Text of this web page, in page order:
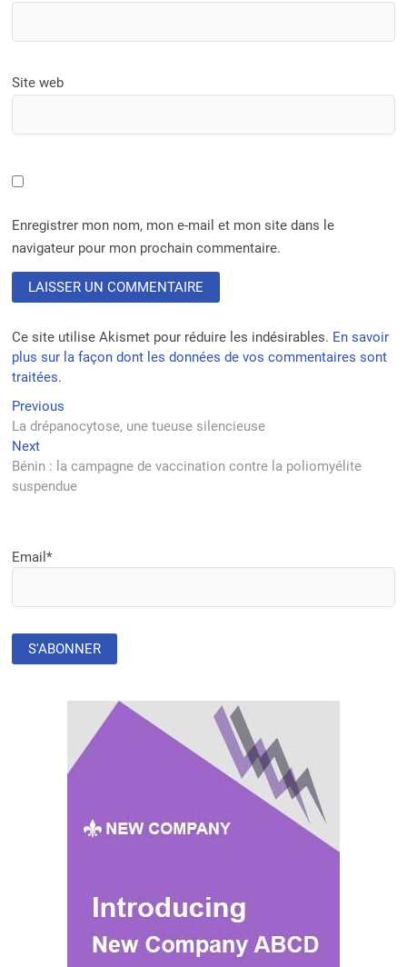
Site web
Enregistrer mon nom, mon e-mail et mon site dans le
navigateur pour mon prochain commentaire.
Ce site utilise Akismet pour réduire les indésirables. En savoir
plus sur la façon dont les données de vos commentaires sont
traitées.
Navigation
de
l’article
Previous
post:
La drépanocytose, une tueuse silencieuse
NextNext
post:
Bénin : la campagne de vaccination contre la poliomyélite
suspendue
Email*